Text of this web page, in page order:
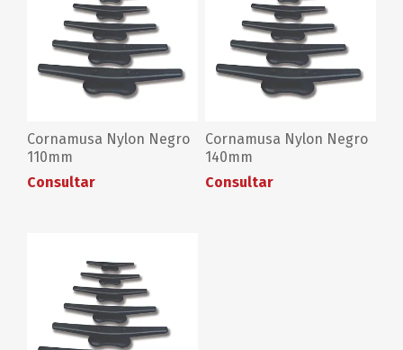
Cornamusa Nylon Negro
110mm
Consultar
Cornamusa Nylon Negro
140mm
Consultar